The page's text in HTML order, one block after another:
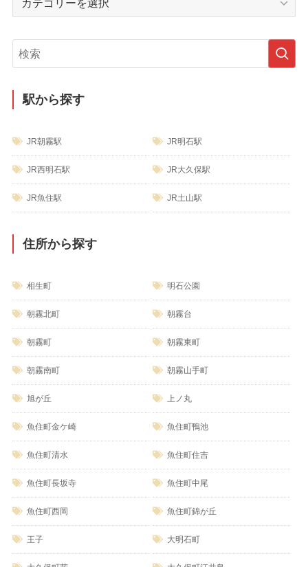
ブ
リ
ー
駅から探す
JR朝霧駅 JR明石駅
JR西明石駅 JR大久保駅
JR魚住駅 JR土山駅
住所から探す
相生町 明石公園
朝霧北町 朝霧台
朝霧町 朝霧東町
朝霧南町 朝霧山手町
旭が丘 上ノ丸
魚住町金ケ崎 魚住町鴨池
魚住町清水 魚住町住吉
魚住町長坂寺 魚住町中尾
魚住町西岡 魚住町錦が丘
王子 大明石町